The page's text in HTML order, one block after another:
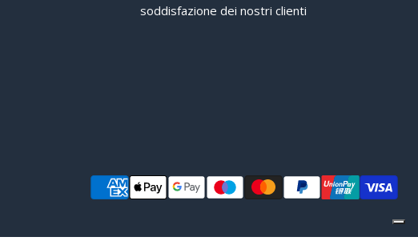
soddisfazione dei nostri clienti